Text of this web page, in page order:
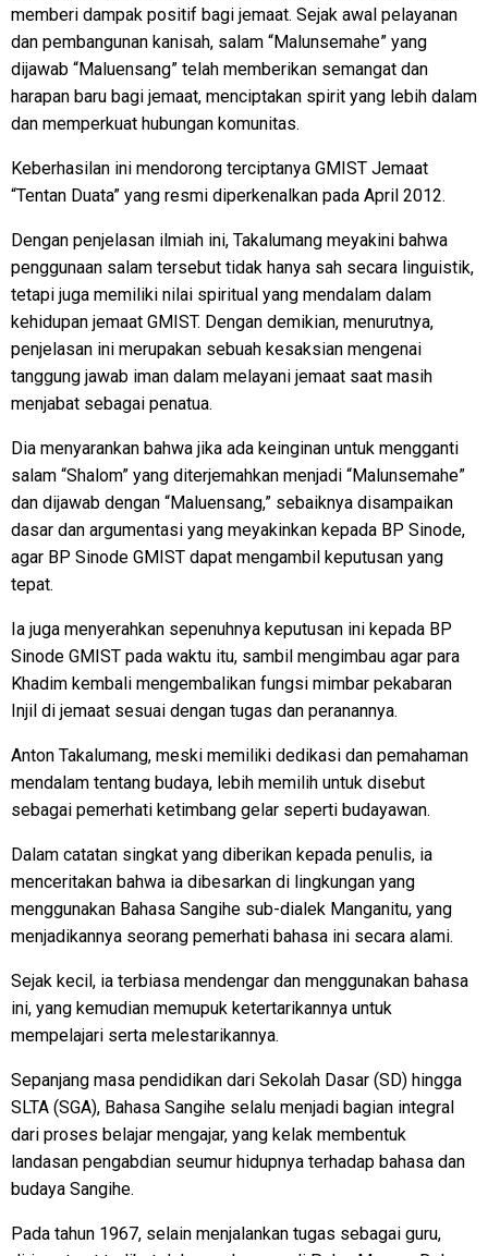
memberi dampak positif bagi jemaat. Sejak awal pelayanan
dan pembangunan kanisah, salam “Malunsemahe” yang
dijawab “Maluensang” telah memberikan semangat dan
harapan baru bagi jemaat, menciptakan spirit yang lebih dalam
dan memperkuat hubungan komunitas.
Keberhasilan ini mendorong terciptanya GMIST Jemaat
“Tentan Duata” yang resmi diperkenalkan pada April 2012.
Dengan penjelasan ilmiah ini, Takalumang meyakini bahwa
penggunaan salam tersebut tidak hanya sah secara linguistik,
tetapi juga memiliki nilai spiritual yang mendalam dalam
kehidupan jemaat GMIST. Dengan demikian, menurutnya,
penjelasan ini merupakan sebuah kesaksian mengenai
tanggung jawab iman dalam melayani jemaat saat masih
menjabat sebagai penatua.
Dia menyarankan bahwa jika ada keinginan untuk mengganti
salam “Shalom” yang diterjemahkan menjadi “Malunsemahe”
dan dijawab dengan “Maluensang,” sebaiknya disampaikan
dasar dan argumentasi yang meyakinkan kepada BP Sinode,
agar BP Sinode GMIST dapat mengambil keputusan yang
tepat.
Ia juga menyerahkan sepenuhnya keputusan ini kepada BP
Sinode GMIST pada waktu itu, sambil mengimbau agar para
Khadim kembali mengembalikan fungsi mimbar pekabaran
Injil di jemaat sesuai dengan tugas dan peranannya.
Anton Takalumang, meski memiliki dedikasi dan pemahaman
mendalam tentang budaya, lebih memilih untuk disebut
sebagai pemerhati ketimbang gelar seperti budayawan.
Dalam catatan singkat yang diberikan kepada penulis, ia
menceritakan bahwa ia dibesarkan di lingkungan yang
menggunakan Bahasa Sangihe sub-dialek Manganitu, yang
menjadikannya seorang pemerhati bahasa ini secara alami.
Sejak kecil, ia terbiasa mendengar dan menggunakan bahasa
ini, yang kemudian memupuk ketertarikannya untuk
mempelajari serta melestarikannya.
Sepanjang masa pendidikan dari Sekolah Dasar (SD) hingga
SLTA (SGA), Bahasa Sangihe selalu menjadi bagian integral
dari proses belajar mengajar, yang kelak membentuk
landasan pengabdian seumur hidupnya terhadap bahasa dan
budaya Sangihe.
Pada tahun 1967, selain menjalankan tugas sebagai guru,